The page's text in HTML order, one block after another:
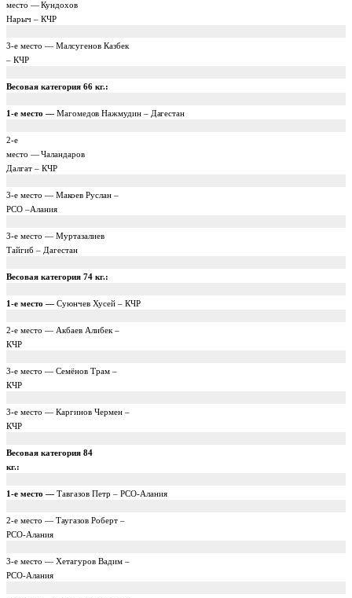
место —Кундохов
Нарыч – КЧР
3-е место — Малсугенов Казбек
– КЧР
Весовая категория 66 кг.:
1-е место — Магомедов Нажмудин – Дагестан
2-е
место —Чаландаров
Далгат – КЧР
3-е место — Макоев Руслан –
РСО –Алания
3-е место — Муртазалиев
Тайгиб – Дагестан
Весовая категория 74 кг.:
1-е место — Суюнчев Хусей – КЧР
2-е место — Акбаев Алибек –
КЧР
3-е место — Семёнов Трам –
КЧР
3-е место — Каргинов Чермен –
КЧР
Весовая категория 84
кг.:
1-е место — Тавгазов Петр – РСО-Алания
2-е место — Таугазов Роберт –
РСО-Алания
3-е место — Хетагуров Вадим –
РСО-Алания